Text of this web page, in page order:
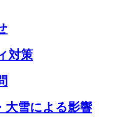
対策
大雪による影響